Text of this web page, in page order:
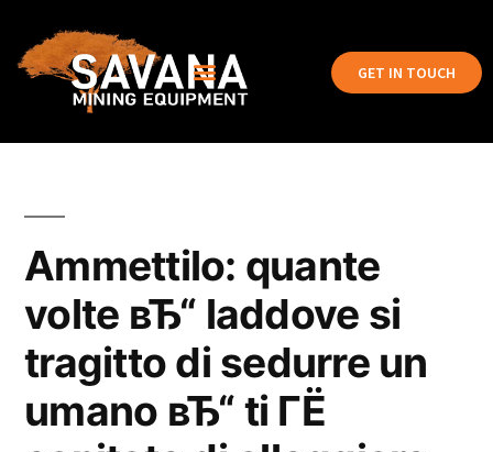
GET IN TOUCH
Ammettilo: quante
volte вЂ“ laddove si
tragitto di sedurre un
umano вЂ“ ti ГЁ